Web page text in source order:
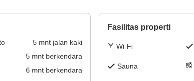
5mnt jalan kaki
5mnt berkendara
6 mnt berkendara
Fasilitas properti
Wi-Fi
Sauna